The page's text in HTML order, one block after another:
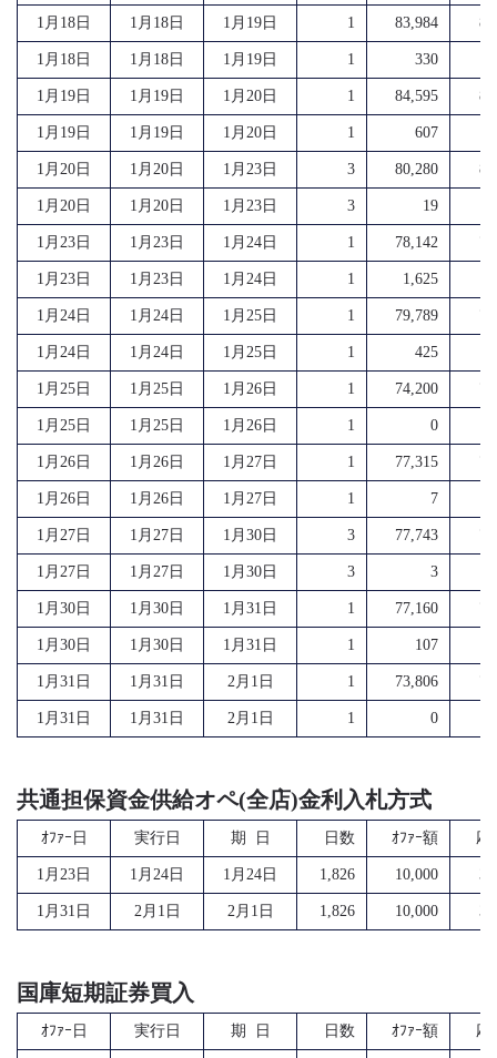
1月18日 1月18日 1月19日 1 83,984
1月18日 1月18日 1月19日 1 330
1月19日 1月19日 1月20日 1 84,595
1月19日 1月19日 1月20日 1 607
1月20日 1月20日 1月23日 3 80,280
1月20日 1月20日 1月23日 3 19
1月23日 1月23日 1月24日 1 78,142
1月23日 1月23日 1月24日 1 1,625
1月24日 1月24日 1月25日 1 79,789
1月24日 1月24日 1月25日 1 425
1月25日 1月25日 1月26日 1 74,200
1月25日 1月25日 1月26日 1 0
1月26日 1月26日 1月27日 1 77,315
1月26日 1月26日 1月27日 1 7
1月27日 1月27日 1月30日 3 77,743
1月27日 1月27日 1月30日 3 3
1月30日 1月30日 1月31日 1 77,160
1月30日 1月30日 1月31日 1 107
1月31日 1月31日 2月1日 1 73,806
1月31日 1月31日 2月1日 1 0
共通担保資金供給オペ(全店)金利入札方式
ｵﾌｧｰ日 実行日 期 日 日数 ｵﾌｧｰ額 応
1月23日 1月24日 1月24日 1,826 10,000
1月31日 2月1日 2月1日 1,826 10,000
国庫短期証券買入
ｵﾌｧｰ日 実行日 期 日 日数 ｵﾌｧｰ額 応